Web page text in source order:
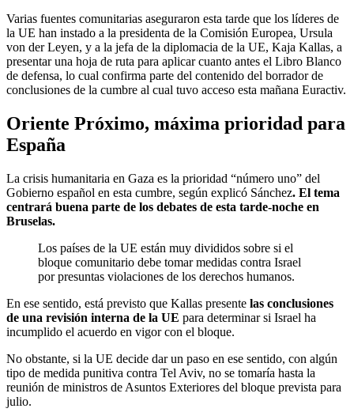
Varias fuentes comunitarias aseguraron esta tarde que los líderes de
la UE han instado a la presidenta de la Comisión Europea, Ursula
von der Leyen, y a la jefa de la diplomacia de la UE, Kaja Kallas, a
presentar una hoja de ruta para aplicar cuanto antes el Libro Blanco
de defensa, lo cual confirma parte del contenido del borrador de
conclusiones de la cumbre al cual tuvo acceso esta mañana Euractiv.
Oriente Próximo, máxima prioridad para
España
La crisis humanitaria en Gaza es la prioridad “número uno” del
Gobierno español en esta cumbre, según explicó Sánchez. El tema
centrará buena parte de los debates de esta tarde-noche en
Bruselas.
Los países de la UE están muy divididos sobre si el
bloque comunitario debe tomar medidas contra Israel
por presuntas violaciones de los derechos humanos.
En ese sentido, está previsto que Kallas presente las conclusiones
de una revisión interna de la UE para determinar si Israel ha
incumplido el acuerdo en vigor con el bloque.
No obstante, si la UE decide dar un paso en ese sentido, con algún
tipo de medida punitiva contra Tel Aviv, no se tomaría hasta la
reunión de ministros de Asuntos Exteriores del bloque prevista para
julio.